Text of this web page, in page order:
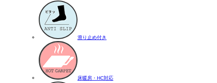
滑り止め付き
床暖房・HC対応